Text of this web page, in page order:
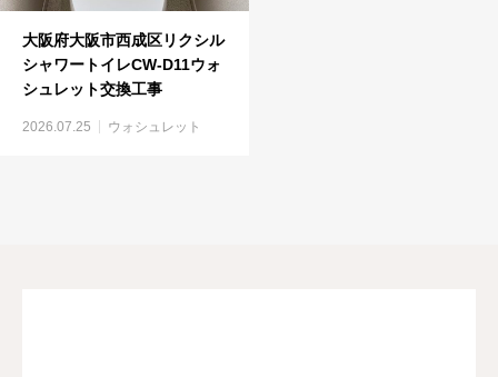
大阪府大阪市西成区リクシル
シャワートイレCW-D11ウォ
シュレット交換工事
2026.07.25 ウォシュレット